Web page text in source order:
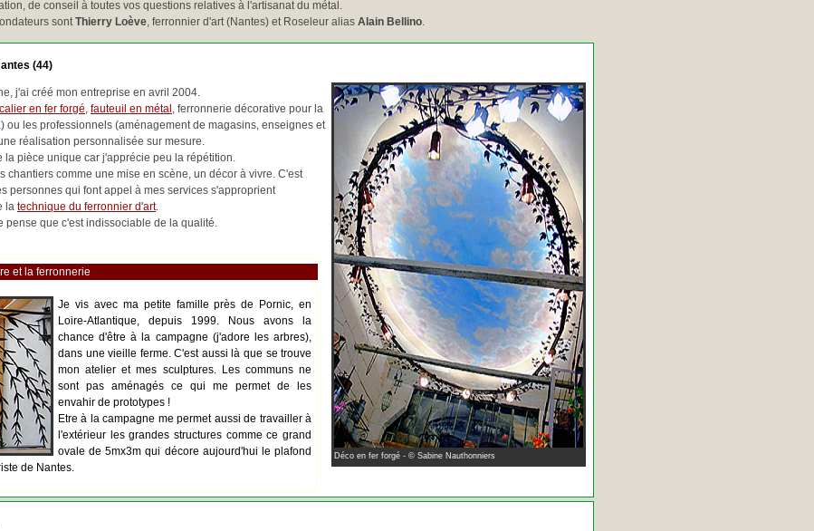
de conseil à toutes vos questions relatives à l'artisanat du métal.
sontThierry Loève, ferronnier d'art (Nantes) et Roseleur alias Alain Bellino.
(44)
Déco en fer forgé - © Sabine Nauthonniers
j'ai créé mon entreprise en avril 2004.
en fer forgé, fauteuil en métal , ferronnerie décorative pour la
ou les professionnels (aménagement de magasins, enseignes et
réalisation personnalisée sur mesure.
la pièce unique car j'apprécie peu la répétition.
chantiers comme une mise en scène, un décor à vivre. C'est
personnes qui font appel à mes services s'approprient
la technique du ferronnier d'art.
pense que c'est indissociable de la qualité.
et la ferronnerie
Je vis avec ma petite famille près de Pornic, en
Loire-Atlantique, depuis 1999. Nous avons la
chance d'être à la campagne (j'adore les arbres),
dans une vieille ferme. C'est aussi là que se trouve
mon atelier et mes sculptures. Les communs ne
sont pas aménagés ce qui me permet de les
envahir de prototypes !
Etre à la campagne me permet aussi de travailler à
l'extérieur les grandes structures comme ce grand
ovale de 5mx3m qui décore aujourd'hui le plafond
de Nantes.